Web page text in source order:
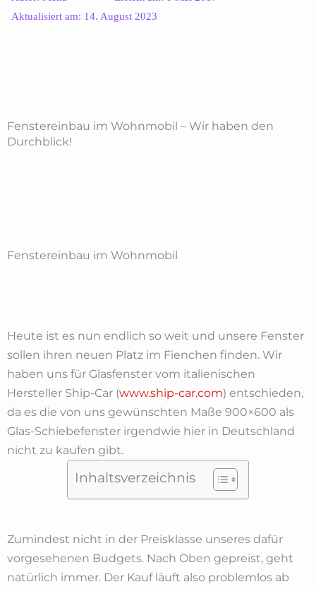
Aktualisiert am: 14. August 2023
Fenstereinbau im Wohnmobil – Wir haben den
Durchblick!
Fenstereinbau im Wohnmobil
Heute ist es nun endlich so weit und unsere Fenster
sollen ihren neuen Platz im Fienchen finden. Wir
haben uns für Glasfenster vom italienischen
Hersteller Ship-Car (www.ship-car.com) entschieden,
da es die von uns gewünschten Maße 900×600 als
Glas-Schiebefenster irgendwie hier in Deutschland
nicht zu kaufen gibt.
Inhaltsverzeichnis
Zumindest nicht in der Preisklasse unseres dafür
vorgesehenen Budgets. Nach Oben gepreist, geht
natürlich immer. Der Kauf läuft also problemlos ab